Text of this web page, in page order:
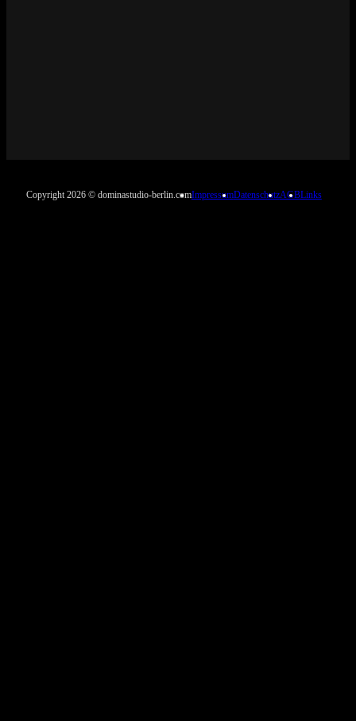
Copyright 2026 © dominastudio-berlin.comImpressumDatenschutzAGBLinks